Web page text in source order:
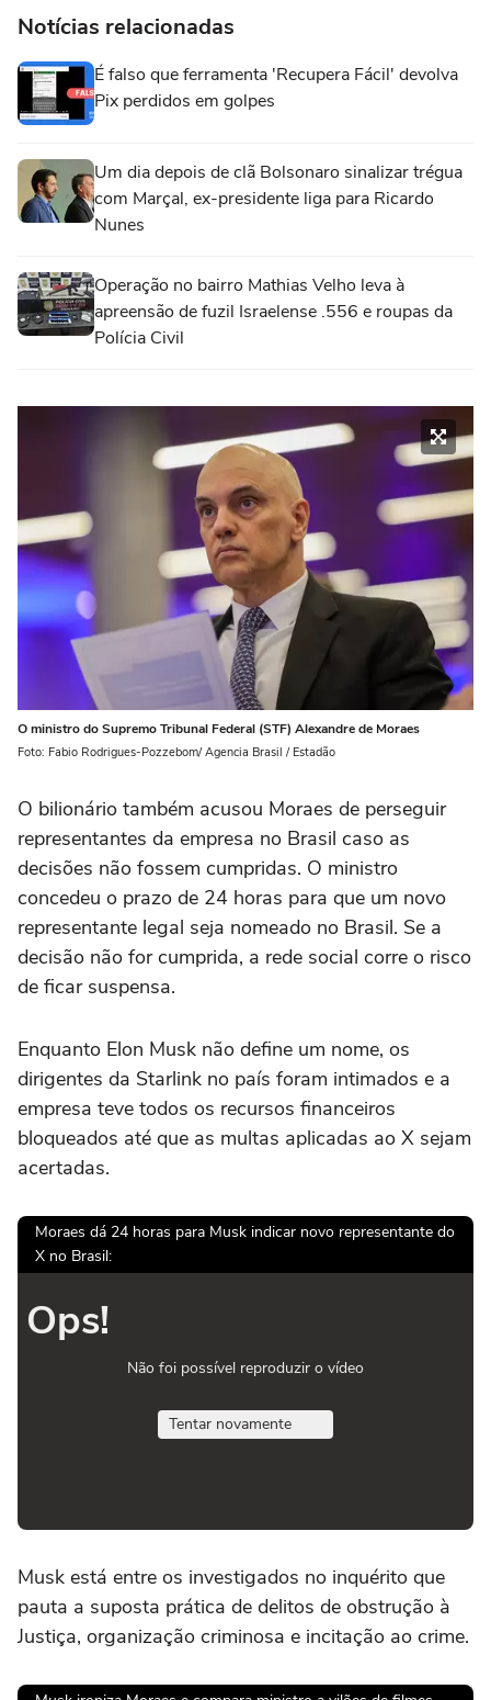
Notícias relacionadas
É falso que ferramenta 'Recupera Fácil' devolva
Pix perdidos em golpes
Um dia depois de clã Bolsonaro sinalizar trégua
com Marçal, ex-presidente liga para Ricardo
Nunes
Operação no bairro Mathias Velho leva à
apreensão de fuzil Israelense .556 e roupas da
Polícia Civil
O ministro do Supremo Tribunal Federal (STF) Alexandre de Moraes
Foto: Fabio Rodrigues-Pozzebom/ Agencia Brasil / Estadão
O bilionário também acusou Moraes de perseguir
representantes da empresa no Brasil caso as
decisões não fossem cumpridas. O ministro
concedeu o prazo de 24 horas para que um novo
representante legal seja nomeado no Brasil. Se a
decisão não for cumprida, a rede social corre o risco
de ficar suspensa.
Enquanto Elon Musk não define um nome, os
dirigentes da Starlink no país foram intimados e a
empresa teve todos os recursos financeiros
bloqueados até que as multas aplicadas ao X sejam
acertadas.
Moraes dá 24 horas para Musk indicar novo representante do
X no Brasil:
Ops!
Não foi possível reproduzir o vídeo
Tentar novamente
Musk está entre os investigados no inquérito que
pauta a suposta prática de delitos de obstrução à
Justiça, organização criminosa e incitação ao crime.